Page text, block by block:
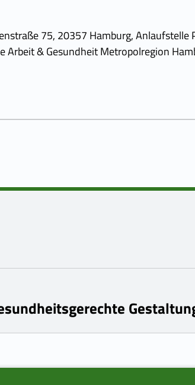
75, 20357 Hamburg,
& Gesundheit Metropolregion